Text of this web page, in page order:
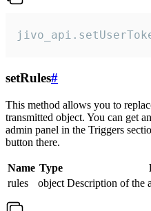
setRules#
This method allows you to
transmitted object. You can get
admin panel in the Triggers
button there.
Name Type
rules
object Description of the